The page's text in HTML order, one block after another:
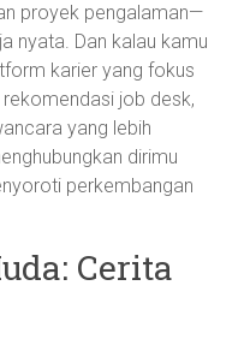
proyek pengalaman—
nyata. Dan kalau kamu
karier yang fokus
job desk,
yang lebih
dirimu
perkembangan
Cerita